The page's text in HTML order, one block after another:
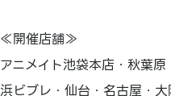
≪開催店舗≫
アニメイト池袋本店・秋葉
浜ビブレ・仙台・名古屋・